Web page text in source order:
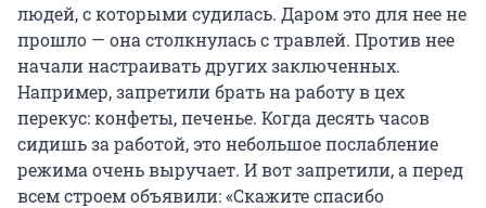
людей, с которыми судилась. Даром это для нее не
прошло — она столкнулась с травлей. Против нее
начали настраивать других заключенных.
Например, запретили брать на работу в цех
перекус: конфеты, печенье. Когда десять часов
сидишь за работой, это небольшое послабление
режима очень выручает. И вот запретили, а перед
всем строем объявили: «Скажите спасибо